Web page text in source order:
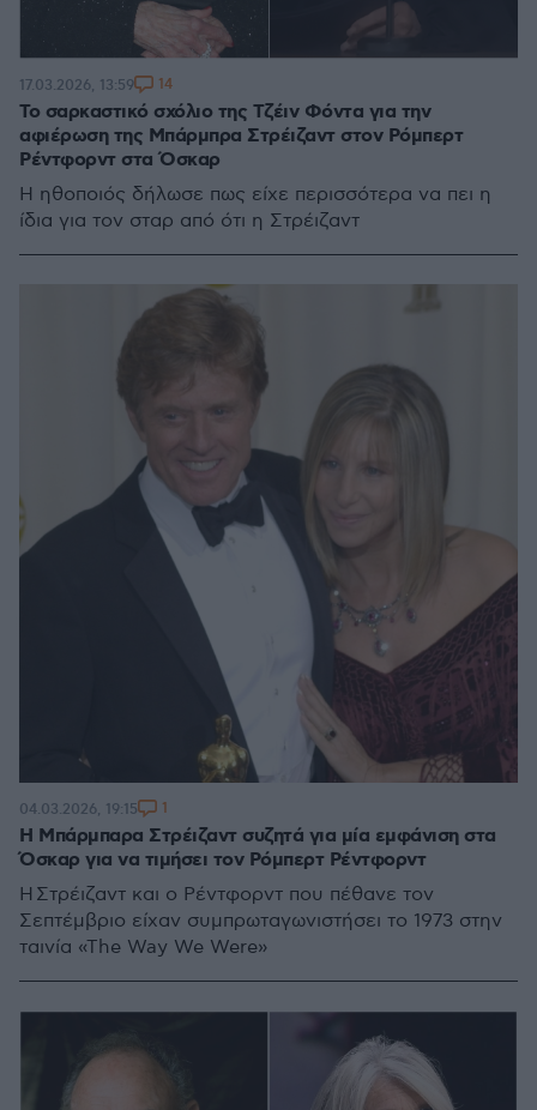
Το σαρκαστικό σχόλιο της Τζέιν Φόντα για την
αφιέρωση της Μπάρμπρα Στρέιζαντ στον Ρόμπερτ
Ρέντφορντ στα Όσκαρ
Η ηθοποιός δήλωσε πως είχε περισσότερα να πει η
ίδια για τον σταρ από ότι η Στρέιζαντ
17.03.2026, 13:59 14
Η Μπάρμπαρα Στρέιζαντ συζητά για μία εμφάνιση στα
Όσκαρ για να τιμήσει τον Ρόμπερτ Ρέντφορντ
Η Στρέιζαντ και ο Ρέντφορντ που πέθανε τον
Σεπτέμβριο είχαν συμπρωταγωνιστήσει το 1973 στην
ταινία «The Way We Were»
04.03.2026, 19:15 1